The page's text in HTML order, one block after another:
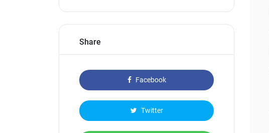
Share
Facebook
Twitter